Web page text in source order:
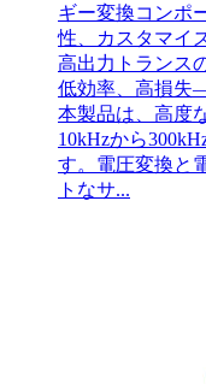
ギー変換コンポ
性、カスタマイ
高出力トランス
低効率、高損失
本製品は、高度
10kHzから
す。電圧変換と
トなサ...